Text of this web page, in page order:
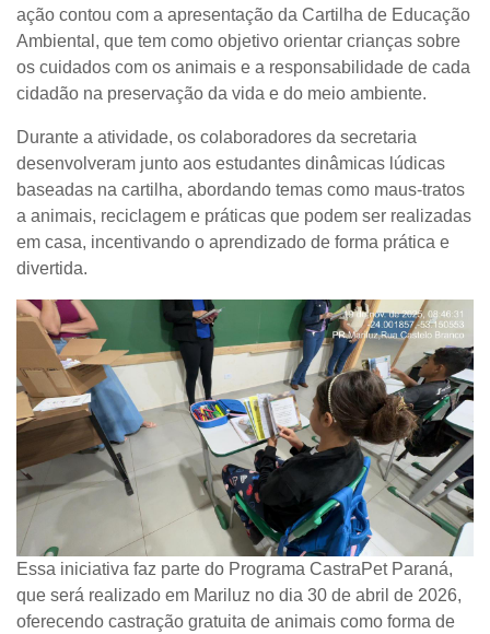
ação contou com a apresentação da Cartilha de Educação
Ambiental, que tem como objetivo orientar crianças sobre
os cuidados com os animais e a responsabilidade de cada
cidadão na preservação da vida e do meio ambiente.
Durante a atividade, os colaboradores da secretaria
desenvolveram junto aos estudantes dinâmicas lúdicas
baseadas na cartilha, abordando temas como maus-tratos
a animais, reciclagem e práticas que podem ser realizadas
em casa, incentivando o aprendizado de forma prática e
divertida.
Essa iniciativa faz parte do Programa CastraPet Paraná,
que será realizado em Mariluz no dia 30 de abril de 2026,
oferecendo castração gratuita de animais como forma de